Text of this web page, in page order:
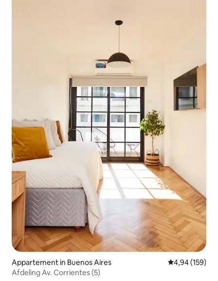
Appartement in Buenos Aires Gemiddelde
4,94 (159)
Afdeling Av. Corrientes (5)